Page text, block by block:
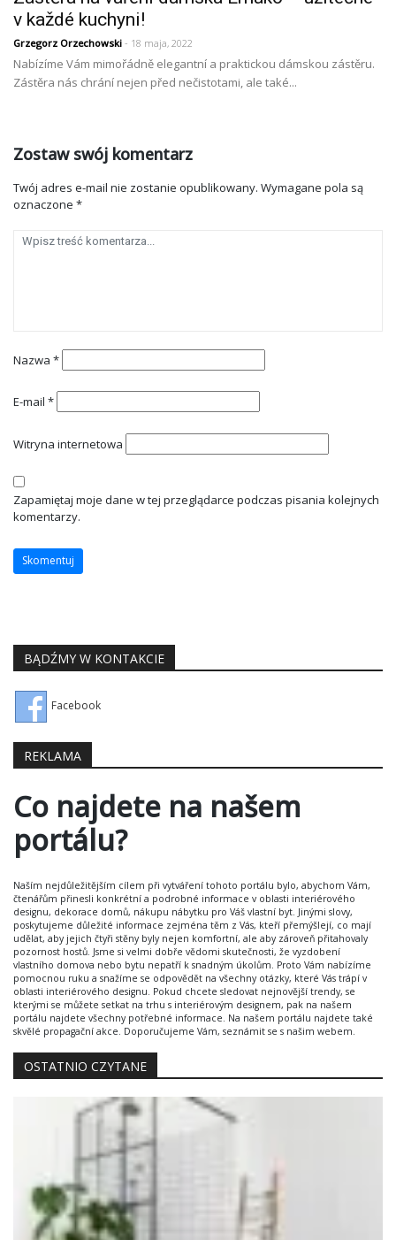
v každé kuchyni!
Grzegorz Orzechowski - 18 maja, 2022
Nabízíme Vám mimořádně elegantní a praktickou dámskou zástěru.
Zástěra nás chrání nejen před nečistotami, ale také...
Zostaw swój komentarz
Twój adres e-mail nie zostanie opublikowany. Wymagane pola są
oznaczone *
Nazwa *
E-mail *
Witryna internetowa
Zapamiętaj moje dane w tej przeglądarce podczas pisania kolejnych
komentarzy.
BĄDŹMY W KONTAKCIE
Facebook
REKLAMA
Co najdete na našem
portálu?
Naším nejdůležitějším cílem při vytváření tohoto portálu bylo, abychom Vám,
čtenářům přinesli konkrétní a podrobné informace v oblasti interiérového
designu, dekorace domů, nákupu nábytku pro Váš vlastní byt. Jinými slovy,
poskytujeme důležité informace zejména těm z Vás, kteří přemýšlejí, co mají
udělat, aby jejich čtyři stěny byly nejen komfortní, ale aby zároveň přitahovaly
pozornost hostů. Jsme si velmi dobře vědomi skutečnosti, že vyzdobení
vlastního domova nebo bytu nepatří k snadným úkolům. Proto Vám nabízíme
pomocnou ruku a snažíme se odpovědět na všechny otázky, které Vás trápí v
oblasti interiérového designu. Pokud chcete sledovat nejnovější trendy, se
kterými se můžete setkat na trhu s interiérovým designem, pak na našem
portálu najdete všechny potřebné informace. Na našem portálu najdete také
skvělé propagační akce. Doporučujeme Vám, seznámit se s našim webem.
OSTATNIO CZYTANE